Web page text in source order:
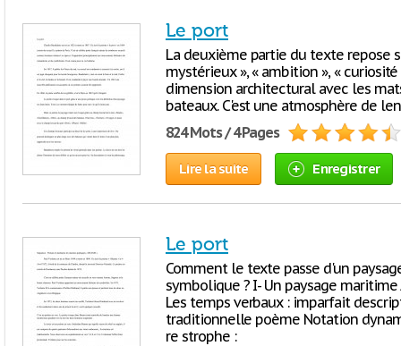
Le port
La deuxième partie du texte repose
mystérieux », « ambition », «
dimension architectural avec les
bateaux. C'est une atmosphère de
824 Mots / 4 Pages
Lire la suite Enregistrer
Le port
Comment le texte passe d'un
symbolique ? I- Un paysage
Les temps verbaux : imparfait
traditionnelle poème Notation
re strophe :